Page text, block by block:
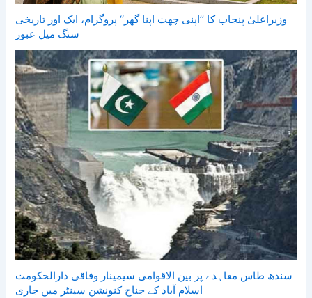
وزیراعلیٰ پنجاب کا ’’اپنی چھت اپنا گھر‘‘ پروگرام، ایک اور تاریخی
سنگ میل عبور
سندھ طاس معاہدے پر بین الاقوامی سیمینار وفاقی دارالحکومت
اسلام آباد کے جناح کنونشن سینٹر میں جاری